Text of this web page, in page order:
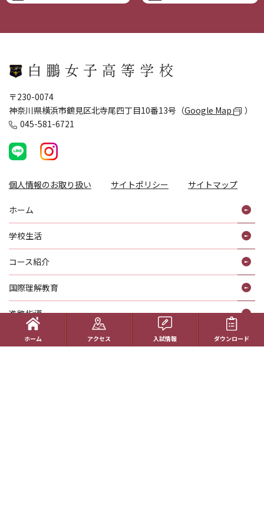
〒230-0074
神奈川県横浜市鶴見区北寺尾四丁目10番13号（Google Map
）
045-581-6721
個人情報のお取り扱い サイトポリシー サイトマップ
ホーム
学校生活
コース紹介
国際理解教育
進路指導
受験生の方へ
ホーム アクセス 入試情報 ダウンロード